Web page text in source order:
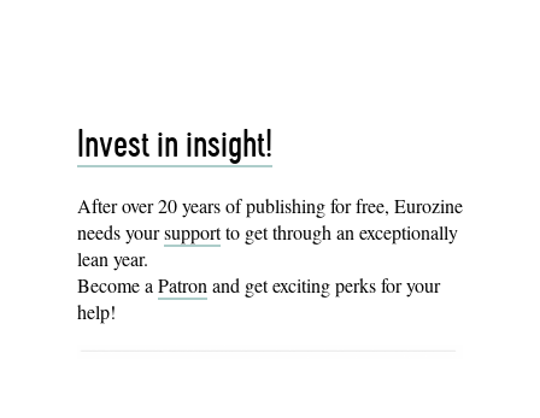
Invest in insight!
After over 20 years of publishing for free, Eurozine
needs yoursupportto get through an exceptionally
lean year.
Become a Patron and get exciting perks for your
help!